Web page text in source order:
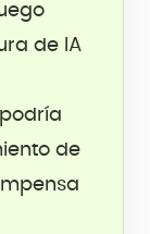
de IA
de